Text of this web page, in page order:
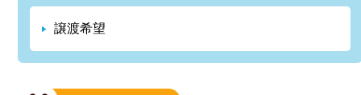
譲渡希望